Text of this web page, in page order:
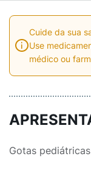
Cuide da sua
Use
médico ou
Gotas